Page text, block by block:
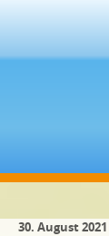
30. August 2021